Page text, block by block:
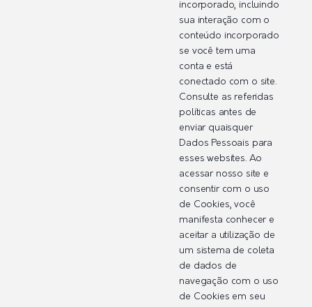
incorporado, incluindo
sua interação com o
conteúdo incorporado
se você tem uma
conta e está
conectado com o site.
Consulte as referidas
políticas antes de
enviar quaisquer
Dados Pessoais para
esses websites. Ao
acessar nosso site e
consentir com o uso
de Cookies, você
manifesta conhecer e
aceitar a utilização de
um sistema de coleta
de dados de
navegação com o uso
de Cookies em seu